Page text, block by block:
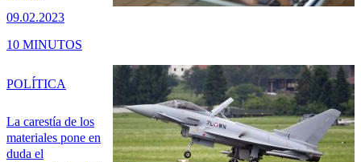
09.02.2023
10 MINUTOS
La carestía de los
materiales pone en
duda el
POLÍTICA